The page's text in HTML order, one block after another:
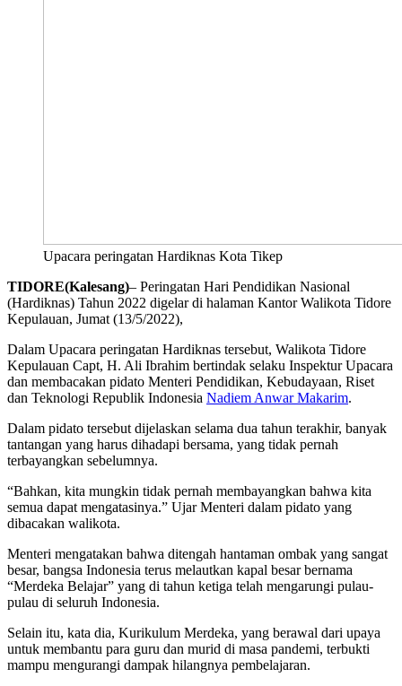
Upacara peringatan Hardiknas Kota Tikep
TIDORE(Kalesang)– Peringatan Hari Pendidikan Nasional
(Hardiknas) Tahun 2022 digelar di halaman Kantor Walikota Tidore
Kepulauan, Jumat (13/5/2022),
Dalam Upacara peringatan Hardiknas tersebut, Walikota Tidore
Kepulauan Capt, H. Ali Ibrahim bertindak selaku Inspektur Upacara
dan membacakan pidato Menteri Pendidikan, Kebudayaan, Riset
dan Teknologi Republik Indonesia Nadiem Anwar Makarim.
Dalam pidato tersebut dijelaskan selama dua tahun terakhir, banyak
tantangan yang harus dihadapi bersama, yang tidak pernah
terbayangkan sebelumnya.
“Bahkan, kita mungkin tidak pernah membayangkan bahwa kita
semua dapat mengatasinya.” Ujar Menteri dalam pidato yang
dibacakan walikota.
Menteri mengatakan bahwa ditengah hantaman ombak yang sangat
besar, bangsa Indonesia terus melautkan kapal besar bernama
“Merdeka Belajar” yang di tahun ketiga telah mengarungi pulau-
pulau di seluruh Indonesia.
Selain itu, kata dia, Kurikulum Merdeka, yang berawal dari upaya
untuk membantu para guru dan murid di masa pandemi, terbukti
mampu mengurangi dampak hilangnya pembelajaran.